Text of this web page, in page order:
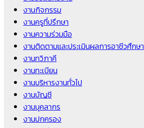
งานกิจกรรม
งานครูที่ปรึกษา
งานความร่วมมือ
งานติดตามและประเมินผลการอาชีวศึกษา
งานทวิภาคี
งานทะเบียน
งานบริหารงานทั่วไป
งานบัญชี
งานบุคลากร
งานปกครอง